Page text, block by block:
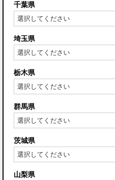
千葉県
埼玉県
栃木県
群馬県
茨城県
山梨県